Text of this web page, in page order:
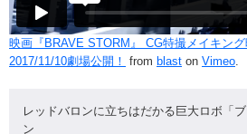
映画『BRAVE STORM』 CG特撮メイキ
2017/11/10劇場公開！ from blast on Vimeo
レッドバロンに立ちはだかる巨大ロボ「
ン